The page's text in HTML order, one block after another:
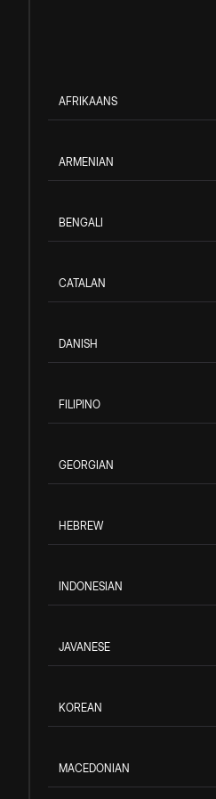
AFRIKAANS
ARMENIAN
BENGALI
CATALAN
DANISH
FILIPINO
GEORGIAN
HEBREW
INDONESIAN
JAVANESE
KOREAN
MACEDONIAN